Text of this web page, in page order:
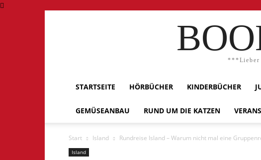
***Lieber
STARTSEITE HÖRBÜCHER KINDERBÜCHER
GEMÜSEANBAU RUND UM DIE KATZEN
Start Island Rundreise Island – Warum nicht mal eine
Island